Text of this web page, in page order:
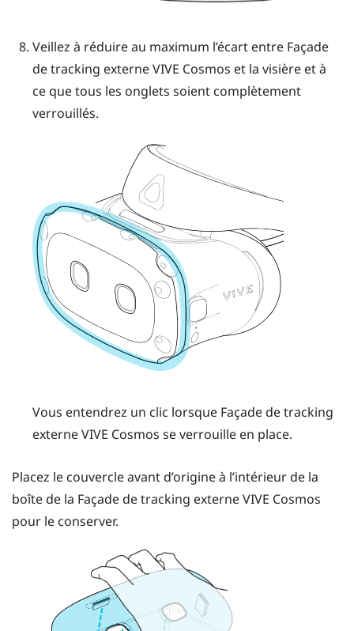
Veillez à réduire au maximum l’écart entre Façade
de tracking externeVIVE Cosmos et la visière et à
ce que tous les onglets soient complètement
verrouillés.
Vous entendrez un clic lorsque Façade de tracking
externeVIVE Cosmos se verrouille en place.
Placez le couvercle avant d’origine à l’intérieur de la
boîte de la Façade de tracking externeVIVE Cosmos
pour le conserver.